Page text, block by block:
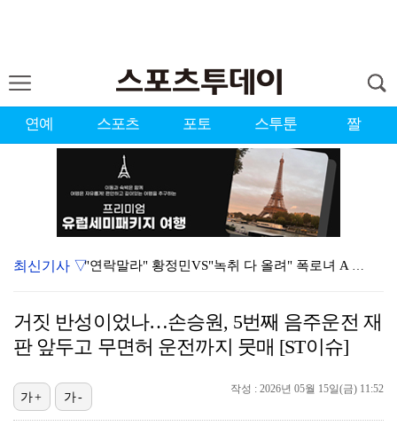
연예 스포츠 포토 스투툰 짤
"연락말라" 황정민VS"녹취 다 올려" 폭로녀 A 씨,…
황정민 폭로자 "아들 연극 몰래 관람? 소품 준비 돕고…
10주년인데 40명뿐?…블랙핑크 행사 공지에 팬심 폭발…
최신기사 ▽
거짓 반성이었나…손승원, 5번째 음주운전 재
판 앞두고 무면허 운전까지 뭇매 [ST이슈]
작성 : 2026년 05월 15일(금) 11:52
가+ 가-